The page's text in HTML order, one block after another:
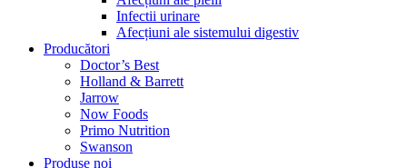
Infectii urinare
Afecțiuni ale sistemului digestiv
Producători
Doctor’s Best
Holland & Barrett
Jarrow
Now Foods
Primo Nutrition
Swanson
Produse noi